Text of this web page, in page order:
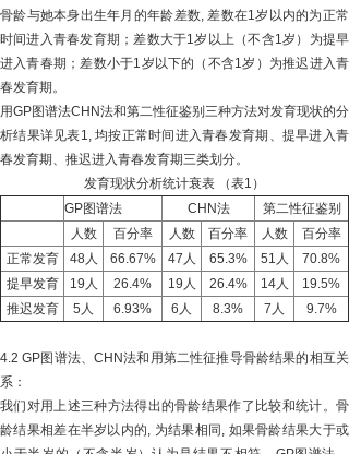
骨龄与她本身出生年月的年龄差数, 差数在1岁以内的为正常
时间进入青春发育期；差数大于1岁以上（不含1岁）为提早
进入青春期；差数小于1岁以下的（不含1岁）为推迟进入青
春发育期。
用GP图谱法CHN法和第二性征鉴别三种方法对发育现状的分
析结果详见表1, 均按正常时间进入青春发育期、提早进入青
春发育期、推迟进入青春发育期三类划分。
发育现状分析统计衰表 （表1）
GP图谱法
CHN法
第二性征鉴别
人数
百分率 人数 百分率 人数
百分率
正常发育
48人 66.67% 47人 65.3% 51人
70.8%
提早发育
19人 26.4% 19人 26.4% 14人
19.5%
推迟发育
5人 6.93% 6人 8.3% 7人 9.7%
4.2 GP图谱法、CHN法和用第二性征推导骨龄结果的相互关
系：
我们对用上述三种方法得出的骨龄结果作了比较和统计。骨
龄结果相差在半岁以内的, 为结果相同, 如果骨龄结果大于或